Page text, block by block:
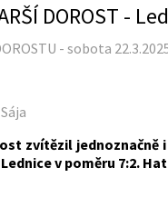
DOROST -
- sobota
zvítězil jednoznačně
v poměru 7:2.